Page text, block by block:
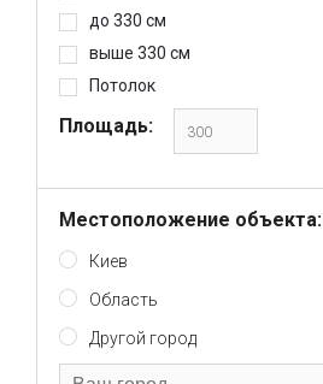
до 330 см
выше 330 см
Потолок
Площадь:
Местоположение объекта:
Киев
Область
Другой город